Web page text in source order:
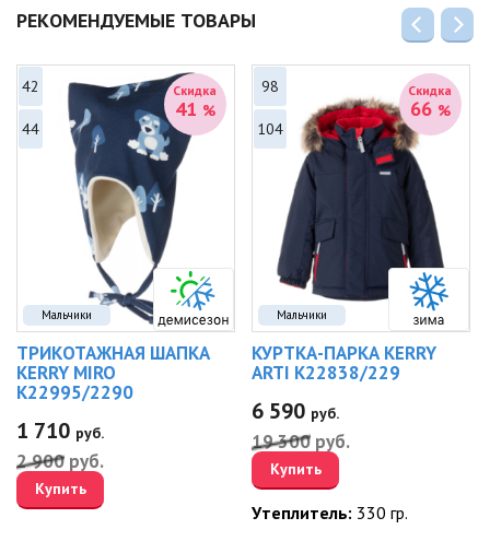
РЕКОМЕНДУЕМЫЕ ТОВАРЫ
Мальчики
Скидка
41 %
42
44
ТРИКОТАЖНАЯ ШАПКА
KERRY MIRO
K22995/2290
1 710 руб.
2 900 руб.
Купить
Мальчики
Скидка
66 %
98
104
КУРТКА-ПАРКА KERRY
ARTI K22838/229
6 590 руб.
19 300 руб.
Купить
Утеплитель: 330 гр.